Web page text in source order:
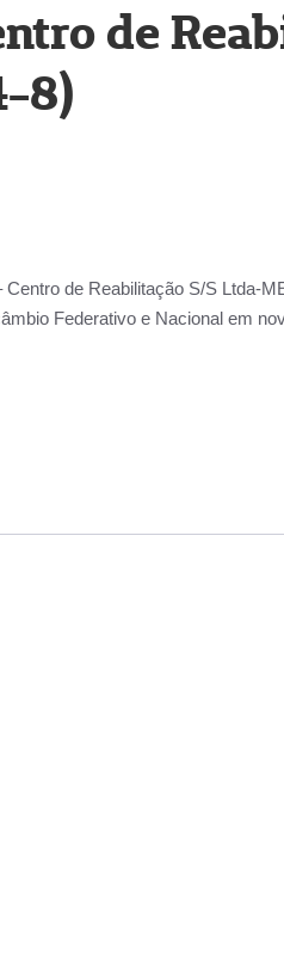
de
8)
Centro de Reabilitação S/S Ltda-
Federativo e Nacional em